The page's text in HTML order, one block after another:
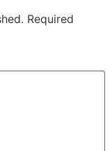
Required